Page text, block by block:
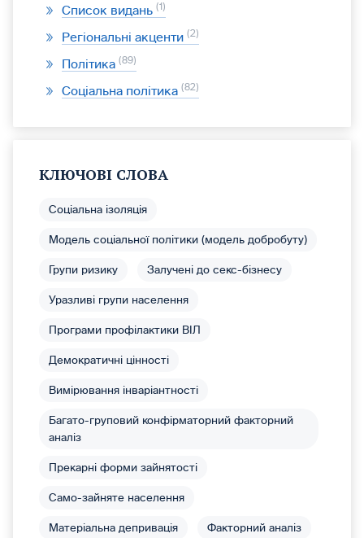
Список видань 1
Регіональні акценти 2
Політика 89
Соціальна політика 82
КЛЮЧОВІ СЛОВА
Соціальна ізоляція
Модель соціальної політики (модель добробуту)
Групи ризику Залучені до секс-бізнесу
Уразливі групи населення
Програми профілактики ВІЛ
Демократичні цінності
Вимірювання інваріантності
Багато-груповий конфірматорний факторний
аналіз
Прекарні форми зайнятості
Само-зайняте населення
Матеріальна депривація Факторний аналіз